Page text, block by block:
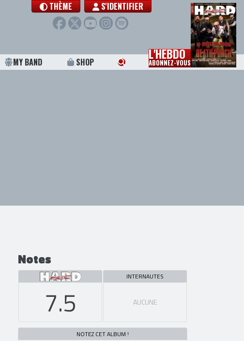
THÈME S'IDENTIFIER
MY BAND SHOP L'HEBDO
ABONNEZ-VOUS
Notes
7.5
INTERNAUTES
AUCUNE
NOTEZ CET ALBUM !